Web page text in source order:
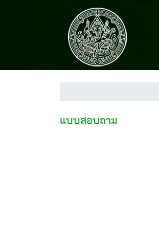
แบบสอบถาม